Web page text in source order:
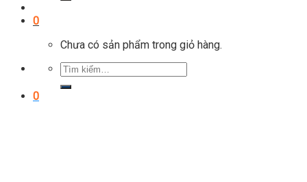
0
Chưa có sản phẩm trong giỏ hàng.
Tìm
kiếm:
0